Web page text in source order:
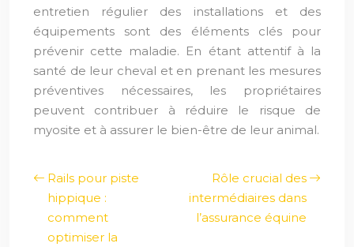
entretien régulier des installations et des
équipements sont des éléments clés pour
prévenir cette maladie. En étant attentif à la
santé de leur cheval et en prenant les mesures
préventives nécessaires, les propriétaires
peuvent contribuer à réduire le risque de
myosite et à assurer le bien-être de leur animal.
Rails pour piste
hippique :
comment
optimiser la
Rôle crucial des
intermédiaires dans
l’assurance équine